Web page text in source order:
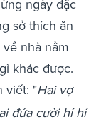
ngày đặc
sở thích ăn
nhà nằm
khác được.
viết: "Hai vợ
đứa cười hí hí